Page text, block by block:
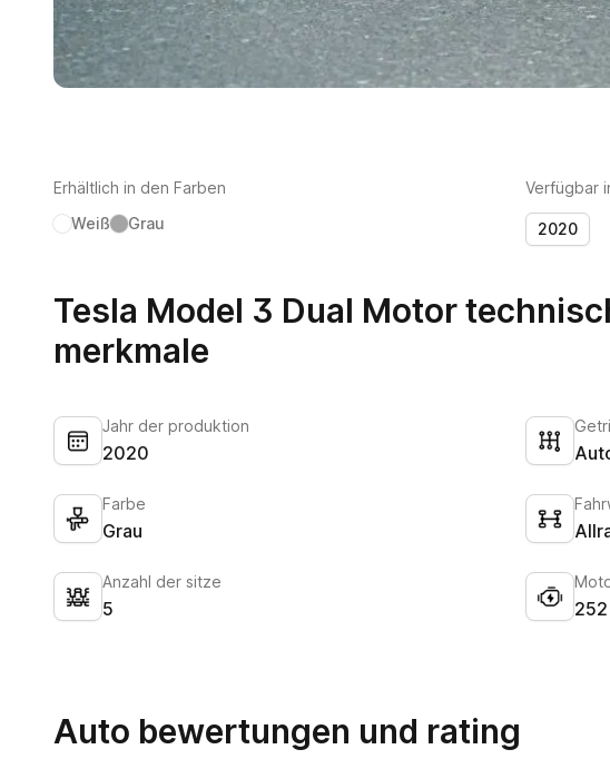
Erhältlich in den Farben
Weiß
Grau
Verfügbar
2020
Tesla Model 3 Dual Motor
merkmale
Jahr der produktion
2020
Farbe
Grau
Anzahl der sitze
5
Auto bewertungen und rating